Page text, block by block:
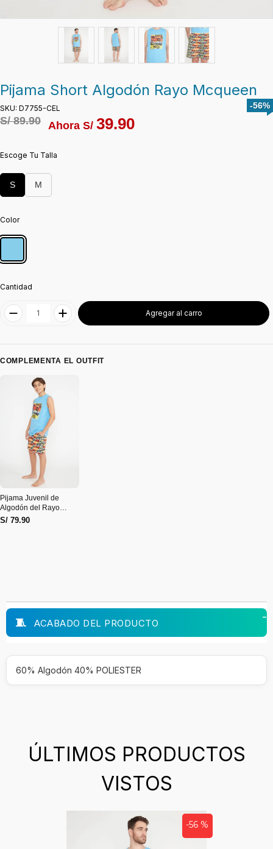
Pijama Short Algodón Rayo Mcqueen
SKU: D7755-CEL
S/89.90 Ahora S/ 39.90
-56%
Escoge Tu Talla
S M
Color
Cantidad
Agregar al carro
COMPLEMENTA EL OUTFIT
Pijama Juvenil de
Algodón del Rayo
Mcqueen
S/ 79.90
ACABADO DEL PRODUCTO
60% Algodón 40% POLIESTER
ÚLTIMOS PRODUCTOS
VISTOS
-56 %